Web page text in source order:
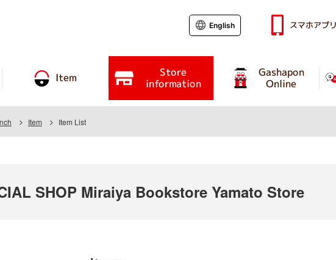
Item Store
information
Gashapon
Online
English スマホアプリ
Item Item List
SHOP Miraiya Bookstore Yamato Store